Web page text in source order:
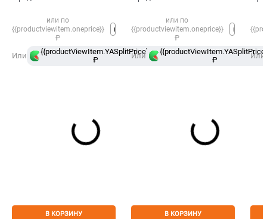
или по
{{productviewitem.oneprice}}
₽
Или
{{productViewItem.YASplitPrice}}
₽
в
Сплит
В КОРЗИНУ
или по
{{productviewitem.oneprice}}
₽
Или
₽
В КОРЗИНУ
Или